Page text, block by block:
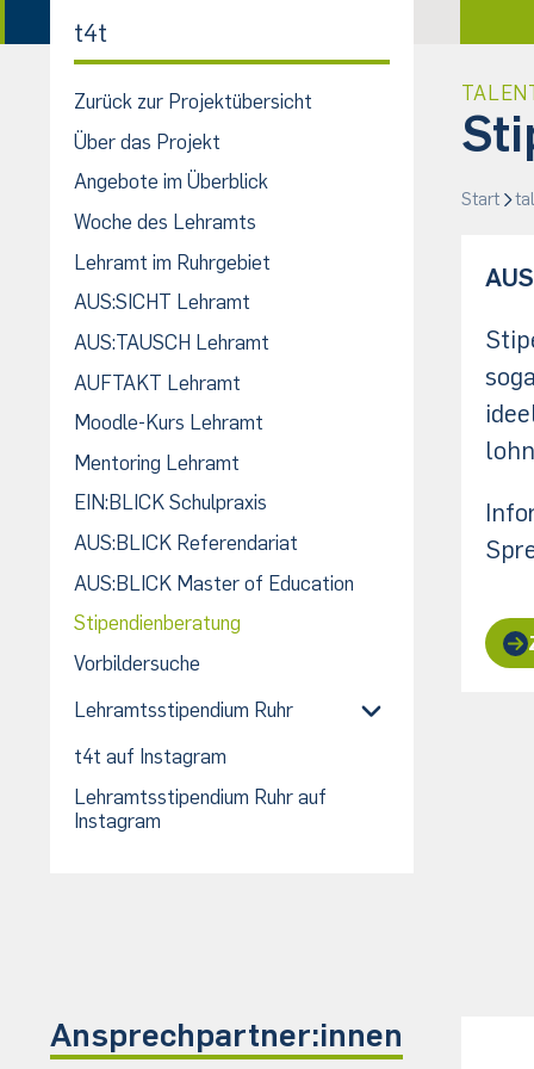
t4t
Zurück zur Projektübersicht
Über das Projekt
Angebote im Überblick
Woche des Lehramts
Lehramt im Ruhrgebiet
AUS:SICHT Lehramt
AUS:TAUSCH Lehramt
AUFTAKT Lehramt
Moodle-Kurs Lehramt
Mentoring Lehramt
EIN:BLICK Schulpraxis
AUS:BLICK Referendariat
AUS:BLICK Master of Education
Stipendienberatung
Vorbildersuche
Lehramtsstipendium Ruhr
t4t auf Instagram
Lehramtsstipendium Ruhr auf
Instagram
Start
Ansprechpartner:innen